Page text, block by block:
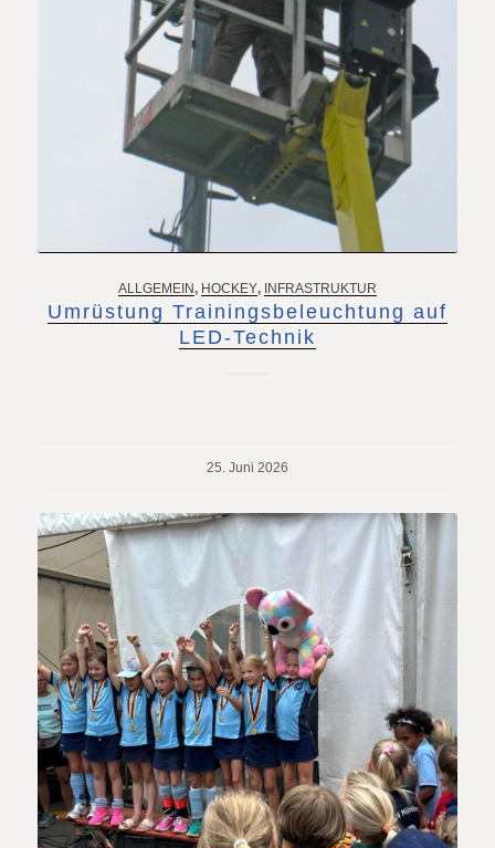
ALLGEMEIN, HOCKEY, INFRASTRUKTUR
Umrüstung Trainingsbeleuchtung auf
LED-Technik
25. Juni 2026